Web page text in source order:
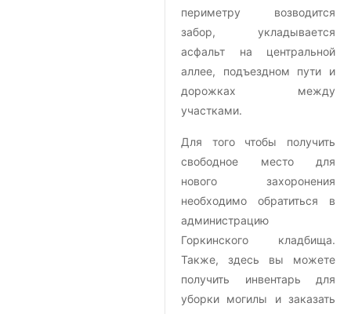
периметру возводится
забор, укладывается
асфальт на центральной
аллее, подъездном пути и
дорожках между
участками.
Для того чтобы получить
свободное место для
нового захоронения
необходимо обратиться в
администрацию
Горкинского кладбища.
Также, здесь вы можете
получить инвентарь для
уборки могилы и заказать